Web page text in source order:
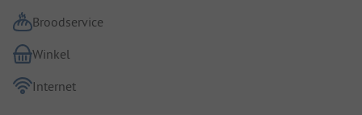
Broodservice
Winkel
Internet